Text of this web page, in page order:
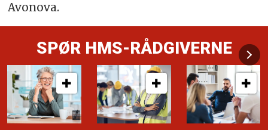
Avonova.
SPØR HMS-RÅDGIVERNE